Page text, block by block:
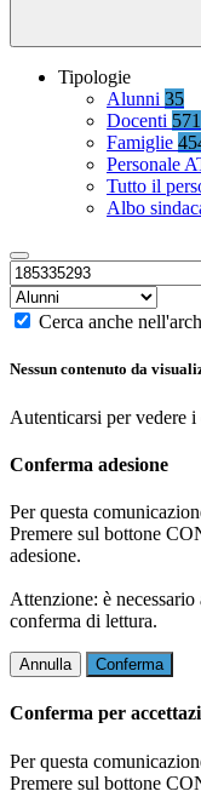
Tipologie
Alunni 35
Docenti 571
Famiglie
Personale
Tutto il
Albo
Cerca anche
Nessun contenuto da
Autenticarsi per vedere
Conferma adesione
Per questa
Premere sul bottone
adesione.
Attenzione: è
conferma di lettura.
Annulla Conferma
Conferma per
Per questa
Premere sul bottone